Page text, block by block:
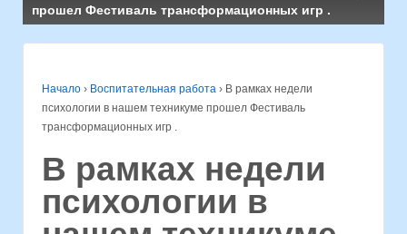
прошел Фестиваль трансформационных игр .
Начало › Воспитательная работа › В рамках недели
психологии в нашем техникуме прошел Фестиваль
трансформационных игр .
В рамках недели
психологии в